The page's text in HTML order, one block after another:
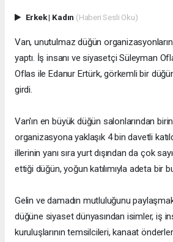
Erkek| Kadın (Haberi Sesli Oku)
Van, unutulmaz düğün
yaptı. İş insanı ve siyasetçi Süleyman
Oflas ile Edanur Ertürk, görkemli bir
girdi.
Van'ın en büyük düğün salonlarından
organizasyona yaklaşık 4 bin davetli
illerinin yanı sıra yurt dışından da çok
ettiği düğün, yoğun katılımıyla adeta bir
Gelin ve damadın mutluluğunu
düğüne siyaset dünyasından isimler, iş
kuruluşlarının temsilcileri, kanaat